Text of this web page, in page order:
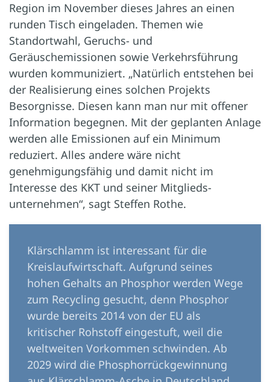
Region im November dieses Jahres an einen
runden Tisch eingeladen. Themen wie
Standortwahl, Geruchs- und
Geräuschemissionen sowie Verkehrsführung
wurden kommuniziert. „Natürlich entstehen bei
der Realisierung eines solchen Projekts
Besorgnisse. Diesen kann man nur mit offener
Information begegnen. Mit der geplanten Anlage
werden alle Emissionen auf ein Minimum
reduziert. Alles andere wäre nicht
genehmigungsfähig und damit nicht im
Interesse des KKT und seiner Mitglieds­
unternehmen“, sagt Steffen Rothe.
Klärschlamm ist interessant für die
Kreislaufwirtschaft. Aufgrund seines
hohen Gehalts an Phosphor werden Wege
zum Recycling gesucht, denn Phosphor
wurde bereits 2014 von der EU als
kritischer Rohstoff eingestuft, weil die
weltweiten Vorkommen schwinden. Ab
2029 wird die Phosphorrückgewinnung